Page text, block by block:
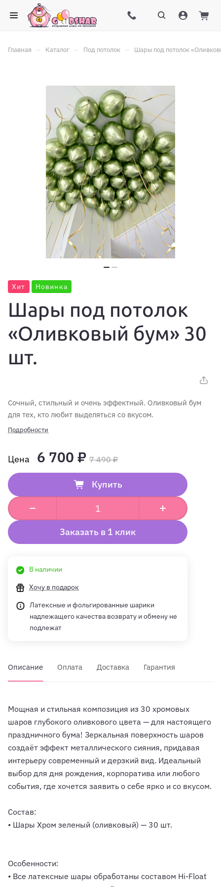
Главная – Каталог – Под потолок – Шары под потолок
Хит Новинка
Шары под потолок
«Оливковый бум» 30
шт.
Сочный, стильный и очень эффектный. Оливковый бум
для тех, кто любит выделяться со вкусом.
Подробности
6 700 ₽ 7 490 ₽
Купить
Заказать в 1 клик
В наличии
Хочу в подарок
Латексные и фольгированные шарики
надлежащего качества возврату и обмену не
подлежат
Описание Оплата Доставка Гарантия
Мощная и стильная композиция из 30 хромовых
шаров глубокого оливкового цвета — для настоящего
праздничного бума! Зеркальная поверхность шаров
создаёт эффект металлического сияния, придавая
интерьеру современный и дерзкий вид. Идеальный
выбор для дня рождения, корпоратива или любого
события, где хочется заявить о себе ярко и со вкусом.
Состав:
• Шары Хром зеленый (оливковый) — 30 шт.
Особенности:
• Все латексные шары обработаны составом Hi-Float